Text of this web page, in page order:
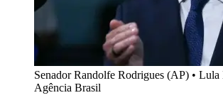
Senador Randolfe Rodrigues (AP) • Lula
Agência Brasil